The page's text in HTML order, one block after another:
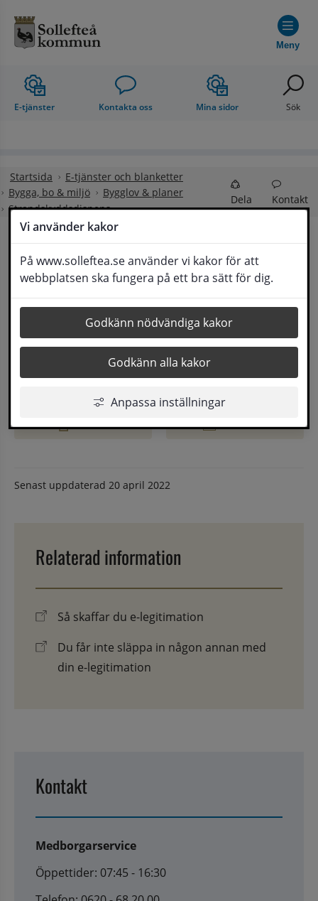
Vi använder kakor
På www.solleftea.se använder vi kakor för att
webbplatsen ska fungera på ett bra sätt för dig.
Godkänn nödvändiga kakor
Godkänn alla kakor
Anpassa inställningar
Meny
E-tjänster Kontakta oss Mina sidor Sök
Startsida
E-tjänster och blanketter
Bygga, bo & miljö
Bygglov & planer
Strandskyddsdispens
Dela Kontakt
Strandskyddsdispens
Du kan använda en av nedan e-legitimationer för e-
tjänsten:
BankID Öppnas i nytt fönster.
Mobilt BankID
Öppnas i nytt fönster.
Senast uppdaterad 20 april 2022
Relaterad information
Så skaffar du e-legitimation
Du får inte släppa in någon annan med
din e-legitimation
Kontakt
Medborgarservice
Öppettider: 07:45 - 16:30